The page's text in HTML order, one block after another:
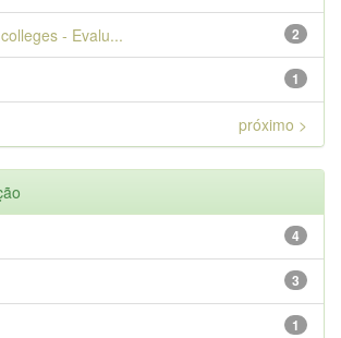
2
- Evalu...
1
próximo >
4
3
1